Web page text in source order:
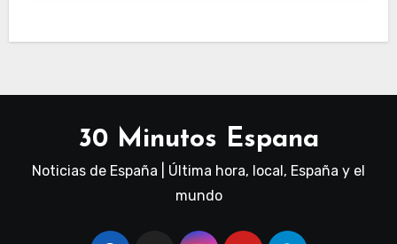
30 Minutos Espana
Noticias de España | Última hora, local, España y el
mundo